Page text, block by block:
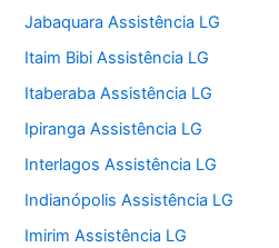
Jabaquara Assistência LG
Itaim Bibi Assistência LG
Itaberaba Assistência LG
Ipiranga Assistência LG
Interlagos Assistência LG
Indianópolis Assistência LG
Imirim Assistência LG